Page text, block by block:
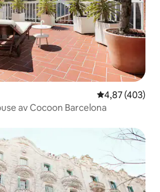
4,87 av 5 i
4,87 (403)
av Cocoon Barcelona